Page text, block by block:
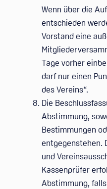
Wenn über die
entschieden
Vorstand eine
Tage vorher
darf nur einen
des Vereins“.
Die
Abstimmung,
Bestimmungen
entgegenstehen.
und
Kassenprüfer
Abstimmung,